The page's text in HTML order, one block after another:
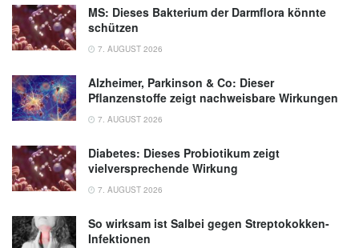
MS: Dieses Bakterium der Darmflora könnte
schützen
7. AUGUST 2026
Alzheimer, Parkinson & Co: Dieser
Pflanzenstoffe zeigt nachweisbare Wirkungen
7. AUGUST 2026
Diabetes: Dieses Probiotikum zeigt
vielversprechende Wirkung
7. AUGUST 2026
So wirksam ist Salbei gegen Streptokokken-
Infektionen